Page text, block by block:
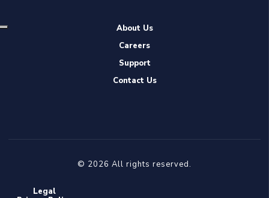
About Us
Careers
Support
Contact Us
© 2026 All rights reserved.
Legal